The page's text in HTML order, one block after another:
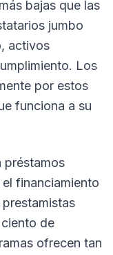
bajas que las
jumbo
activos
Los
por estos
funciona a su
préstamos
financiamiento
de
ofrecen tan